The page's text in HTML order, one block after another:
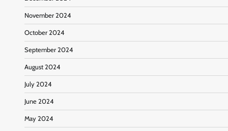
November 2024
October 2024
September 2024
August 2024
July 2024
June 2024
May 2024